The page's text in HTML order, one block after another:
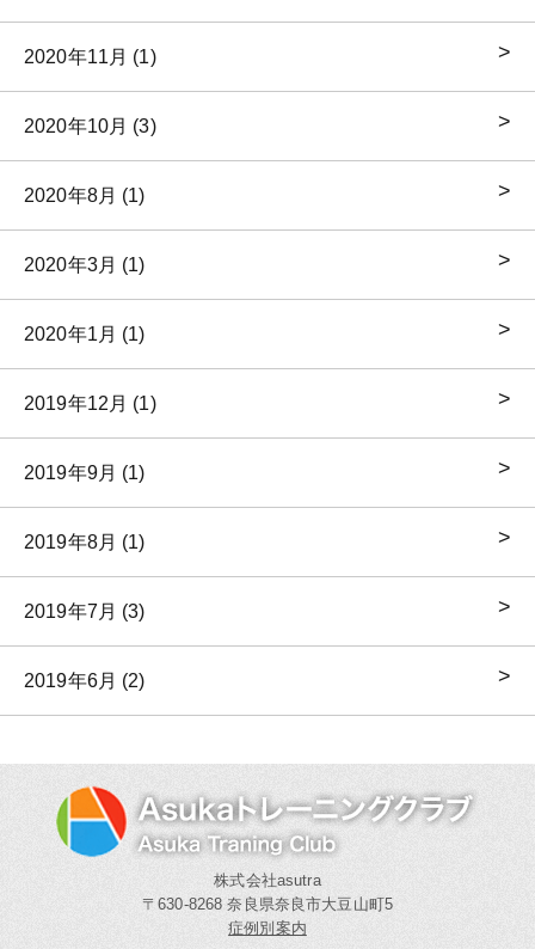
2020年11月 (1)
2020年10月 (3)
2020年8月 (1)
2020年3月 (1)
2020年1月 (1)
2019年12月 (1)
2019年9月 (1)
2019年8月 (1)
2019年7月 (3)
2019年6月 (2)
株式会社asutra
〒630-8268 奈良県奈良市大豆山町5
症例別案内